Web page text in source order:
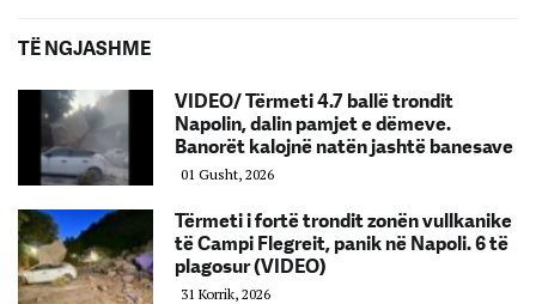
TË NGJASHME
VIDEO/ Tërmeti 4.7 ballë trondit
Napolin, dalin pamjet e dëmeve.
Banorët kalojnë natën jashtë banesave
01 Gusht, 2026
Tërmeti i fortë trondit zonën vullkanike
të Campi Flegreit, panik në Napoli. 6 të
plagosur (VIDEO)
31 Korrik, 2026